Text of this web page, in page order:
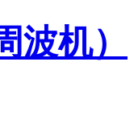
波机）